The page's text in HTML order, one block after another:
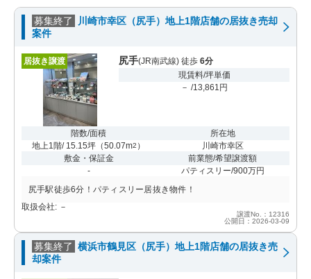
募集終了
川崎市幸区（尻手）地上1階店舗の居抜き売却
案件
居抜き譲渡 尻手(JR南武線) 徒歩 6分
現賃料/坪単価
－ /13,861円
階数/面積
地上1階/ 15.15坪 （50.07m2 ）
所在地
川崎市幸区
敷金・保証金
-
前業態/希望譲渡額
パティスリー/900万円
尻手駅徒歩6分！パティスリー居抜き物件！
取扱会社: －
譲渡No.：12316
公開日：2026-03-09
募集終了 横浜市鶴見区（尻手）地上1階店舗の居抜き売
却案件